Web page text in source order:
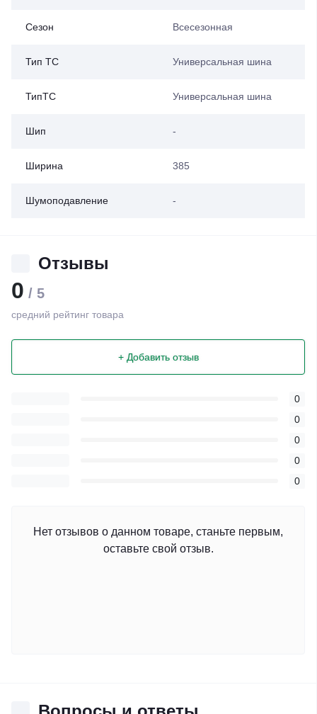
Сезон Всесезонная
Тип ТС Универсальная шина
ТипТС Универсальная шина
Шип -
Ширина 385
Шумоподавление -
Отзывы
0 / 5
средний рейтинг товара
+ Добавить отзыв
0
0
0
0
0
Нет отзывов о данном товаре, станьте первым,
оставьте свой отзыв.